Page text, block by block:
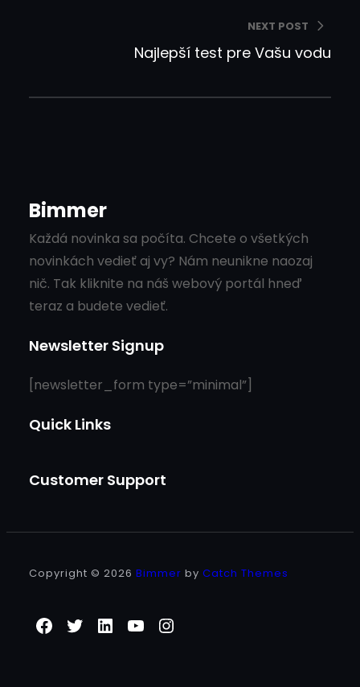
NEXT POST
Najlepší test pre Vašu vodu
Bimmer
Každá novinka sa počíta. Chcete o všetkých
novinkách vedieť aj vy? Nám neunikne naozaj
nič. Tak kliknite na náš webový portál hneď
teraz a budete vedieť.
Newsletter Signup
[newsletter_form type=”minimal”]
Quick Links
Customer Support
Copyright © 2026 Bimmer by Catch Themes
Facebook
TwitterLinkedIn
YouTube
Instagram